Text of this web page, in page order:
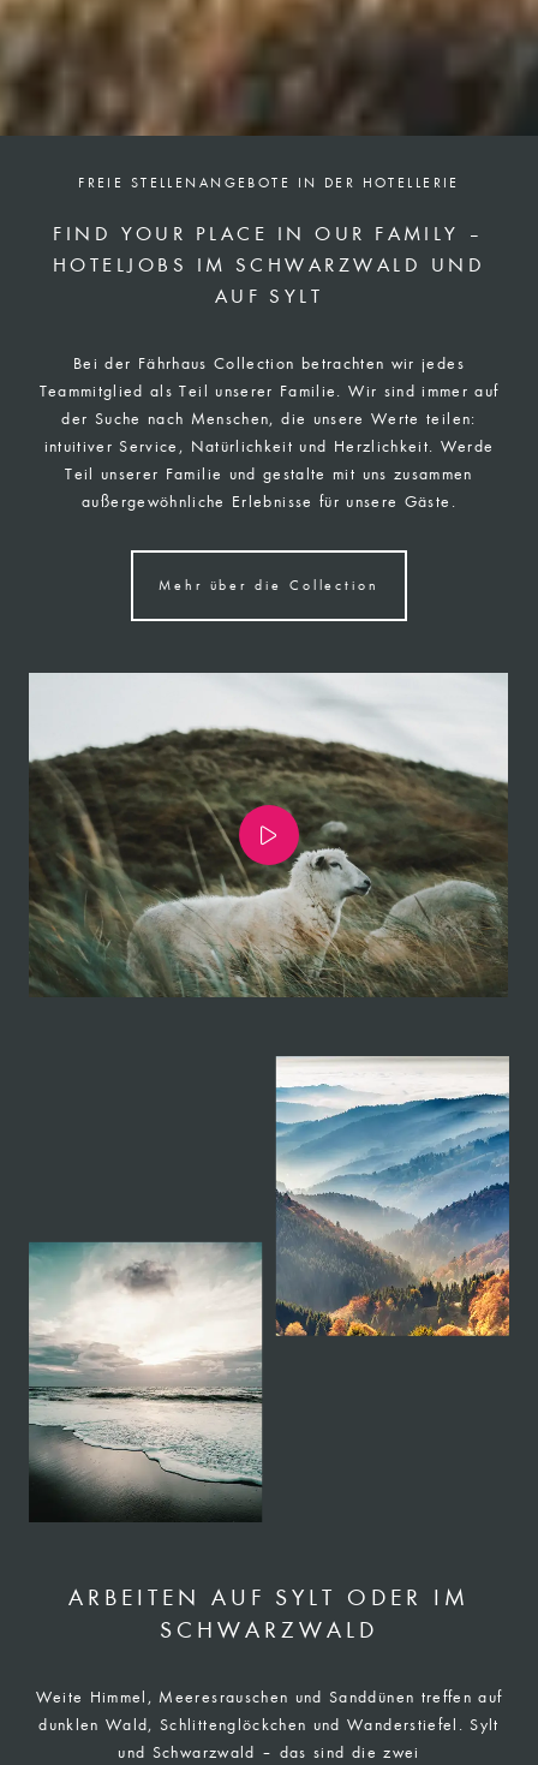
FIND YOUR PLACE IN OUR FAMILY –
HOTELJOBS IM SCHWARZWALD UND
AUF SYLT
FREIE STELLENANGEBOTE IN DER HOTELLERIE
Bei der Fährhaus Collection betrachten wir jedes
Teammitglied als Teil unserer Familie. Wir sind immer auf
der Suche nach Menschen, die unsere Werte teilen:
intuitiver Service, Natürlichkeit und Herzlichkeit. Werde
Teil unserer Familie und gestalte mit uns zusammen
außergewöhnliche Erlebnisse für unsere Gäste.
Mehr über die Collection
ARBEITEN AUF SYLT ODER IM
SCHWARZWALD
Weite Himmel, Meeresrauschen und Sanddünen treffen auf
dunklen Wald, Schlittenglöckchen und Wanderstiefel. Sylt
und Schwarzwald – das sind die zwei